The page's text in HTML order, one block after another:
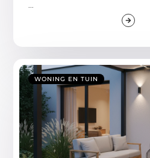
...
WONING EN TUIN